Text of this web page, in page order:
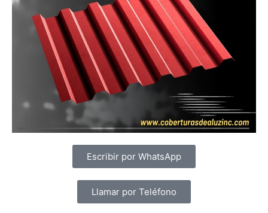
Escribir por WhatsApp
Llamar por Teléfono